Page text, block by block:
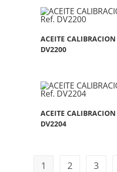
ACEITE
DV2200
ACEITE
DV2204
1 2 3